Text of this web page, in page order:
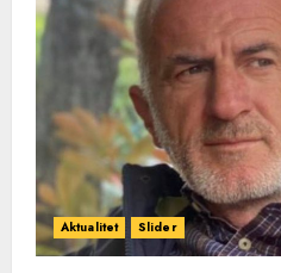
Aktualitet Slider